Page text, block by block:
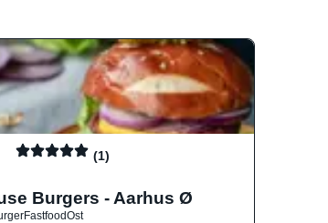
(1)
Burgers - Aarhus Ø
FastfoodOst